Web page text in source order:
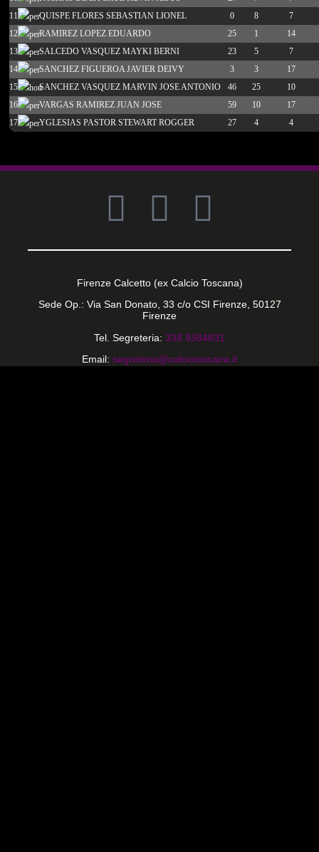
11
QUISPE FLORES SEBASTIAN LIONEL 0 8
7
12
RAMIREZ LOPEZ EDUARDO 25 1
14
13
SALCEDO VASQUEZ MAYKI BERNI 23 5
7
14
SANCHEZ FIGUEROA JAVIER DEIVY 3 3
17
15
SANCHEZ VASQUEZ MARVIN JOSE ANTONIO 46 25
10
16
VARGAS RAMIREZ JUAN JOSE 59 10
17
17
YGLESIAS PASTOR STEWART ROGGER 27 4 4
Firenze Calcetto (ex Calcio Toscana)
Sede Op.: Via San Donato, 33 c/o CSI Firenze, 50127
Firenze
Tel. Segreteria: 338 9384831
Email: segreteria@calciotoscana.it